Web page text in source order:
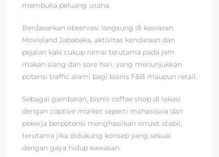
membuka peluang usaha.
Berdasarkan observasi langsung di kawasan
Movieland Jababeka, aktivitas kendaraan dan
pejalan kaki cukup ramai terutama pada jam
makan siang dan sore hari, yang menunjukkan
potensi traffic alami bagi bisnis F&B maupun retail.
Sebagai gambaran, bisnis coffee shop di lokasi
dengan captive market seperti mahasiswa dan
pekerja berpotensi menghasilkan omzet stabil,
terutama jika didukung konsep yang sesuai
dengan gaya hidup kawasan.